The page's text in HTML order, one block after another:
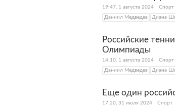
19:47, 1 августа 2024
Спорт
Даниил Медведев
Диана
Российские
Олимпиады
14:10, 1 августа 2024
Спорт
Даниил Медведев
Диана
Еще один
17:20, 31 июля 2024
Спорт